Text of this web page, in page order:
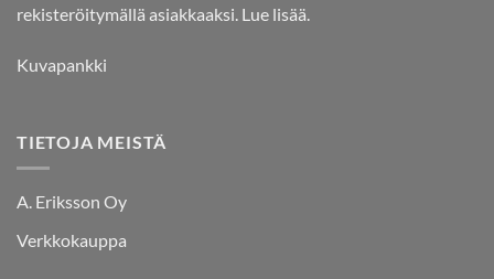
rekisteröitymällä asiakkaaksi. Lue lisää.
Kuvapankki
TIETOJA MEISTÄ
A. Eriksson Oy
Verkkokauppa